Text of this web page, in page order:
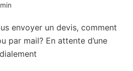
envoyer un devis, comment
par mail? En attente d’une